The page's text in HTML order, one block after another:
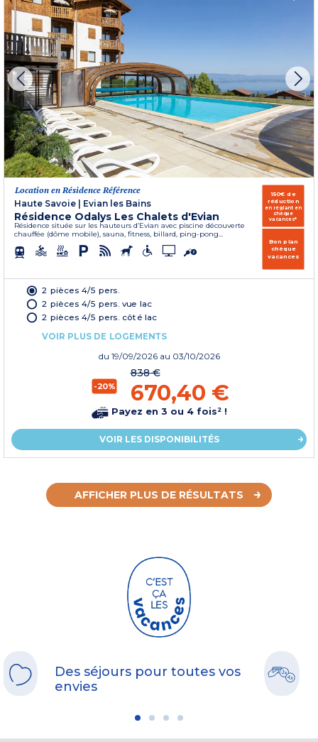
Location en Résidence Référence
Haute Savoie | Evian les Bains
Résidence Odalys Les Chalets d'Evian
Résidence située sur les hauteurs d’Evian avec piscine découverte
chauffée (dôme mobile), sauna, fitness, billard, ping-pong...
150€ de
réduction
en réglant en
chèque
vacances*
Bon plan
chèque
vacances
2 pièces 4/5 pers.
2 pièces 4/5 pers. vue lac
2 pièces 4/5 pers. côté lac
VOIR PLUS DE LOGEMENTS
du 19/09/2026 au 03/10/2026
-20%
838 €
670,40 €
Payez en 3 ou 4 fois² !
VOIR LES DISPONIBILITÉS
AFFICHER PLUS DE RÉSULTATS
Des séjours pour toutes vos
envies